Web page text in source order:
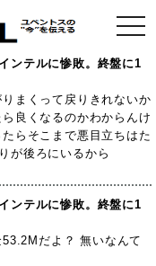
ンテルに惨敗。終盤に1
まくって戻りきれないか
良くなるのかわからんけ
らそこまで悪目立ちはた
が後ろにいるから
ンテルに惨敗。終盤に1
だよ？ 無いなんて